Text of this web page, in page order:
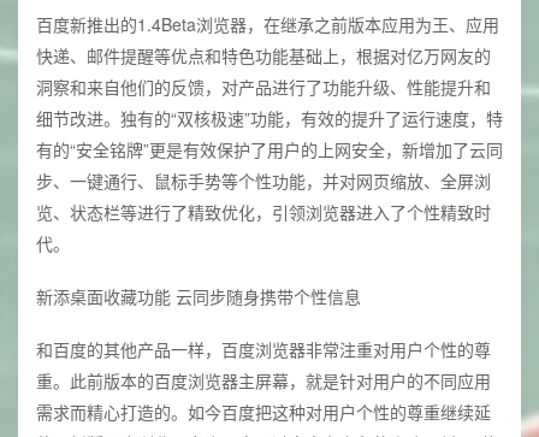
百度新推出的1.4Beta浏览器，在继承之前版本应用为王、应用
快递、邮件提醒等优点和特色功能基础上，根据对亿万网友的
洞察和来自他们的反馈，对产品进行了功能升级、性能提升和
细节改进。独有的“双核极速”功能，有效的提升了运行速度，特
有的“安全铭牌”更是有效保护了用户的上网安全，新增加了云同
步、一键通行、鼠标手势等个性功能，并对网页缩放、全屏浏
览、状态栏等进行了精致优化，引领浏览器进入了个性精致时
代。
新添桌面收藏功能 云同步随身携带个性信息
和百度的其他产品一样，百度浏览器非常注重对用户个性的尊
重。此前版本的百度浏览器主屏幕，就是针对用户的不同应用
需求而精心打造的。如今百度把这种对用户个性的尊重继续延